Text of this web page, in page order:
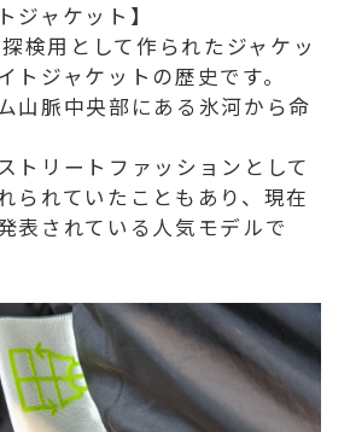
ジャケット】
検用として作られたジャケッ
トジャケットの歴史です。
山脈中央部にある氷河から命
トリートファッションとして
られていたこともあり、現在
表されている人気モデルで